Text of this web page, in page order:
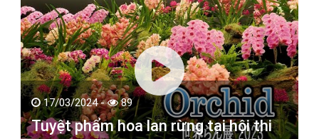
17/03/2024 - 89
Tuyệt phẩm hoa lan rừng tại hội thi